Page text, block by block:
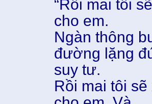
“Rồi mai tôi
cho em.
Ngàn thông
đường lặng
suy tư.
Rồi mai tôi